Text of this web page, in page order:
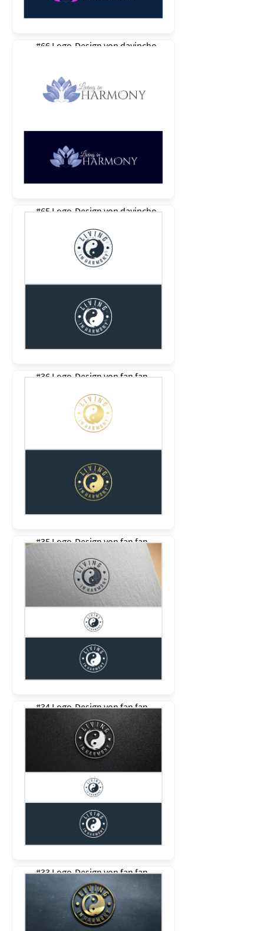
#66 Logo-Design von davincho
#65 Logo-Design vondavincho
#36 Logo-Design vonfan fan
#35 Logo-Design vonfan fan
#34 Logo-Design vonfan fan
#33 Logo-Design vonfan fan